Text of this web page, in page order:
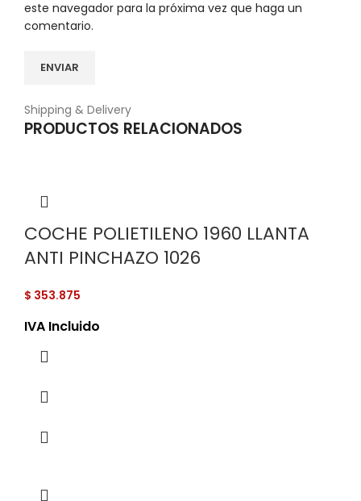
este navegador para la próxima vez que haga un
comentario.
Shipping & Delivery
PRODUCTOS RELACIONADOS
COCHE POLIETILENO 1960 LLANTA
ANTI PINCHAZO 1026
$ 353.875
IVA Incluido